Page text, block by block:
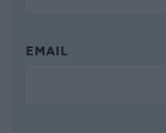
EMAIL